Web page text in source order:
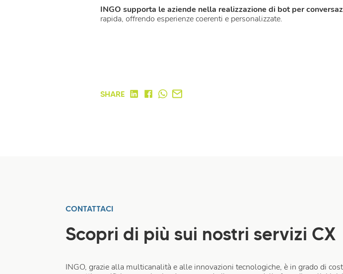
INGO supporta le aziende nella realizzazione di bot per
rapida, offrendo esperienze coerenti e personalizzate.
SHARE
CONTATTACI
Scopri di più sui nostri servizi CX
INGO, grazie alla multicanalità e alle innovazioni tecnologiche, è in grado di